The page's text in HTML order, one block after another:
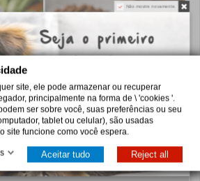
Não mostre novamente.
versus ração regular
ração regular: perceba quando uma
e como escolher a alimentação
em casa.
site, ele pode armazenar ou recuperar
principalmente na forma de \ 'cookies '.
ser sobre você, suas preferências ou seu
tablet ou celular), são usadas
site funcione como você espera.
Aceitar tudo Reject all